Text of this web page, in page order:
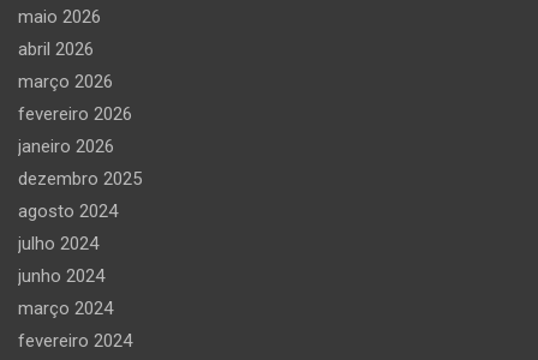
maio 2026
abril 2026
março 2026
fevereiro 2026
janeiro 2026
dezembro 2025
agosto 2024
julho 2024
junho 2024
março 2024
fevereiro 2024